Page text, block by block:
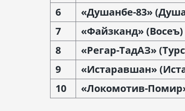
6
«Душанбе-83»
7
«Файзканд» (Восеъ)
8
«Регар-ТадАЗ»
9
«Истаравшан»
10
«Локомотив-По